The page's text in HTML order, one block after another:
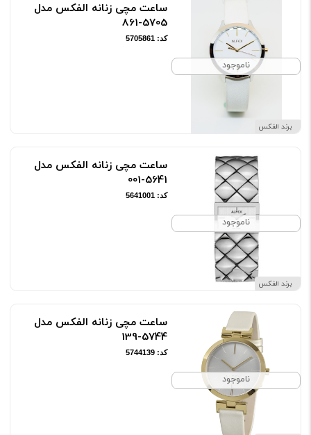
ناموجود
برند الفکس
ساعت مچی زنانه الفکس مدل
5705-861
کد: 5705861
ناموجود
برند الفکس
ساعت مچی زنانه الفکس مدل
5641-001
کد: 5641001
ناموجود
ساعت مچی زنانه الفکس مدل
5744-139
کد: 5744139